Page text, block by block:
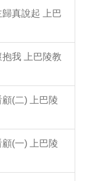
真說起 上巴
我 上巴陵教
(二) 上巴陵
(一) 上巴陵